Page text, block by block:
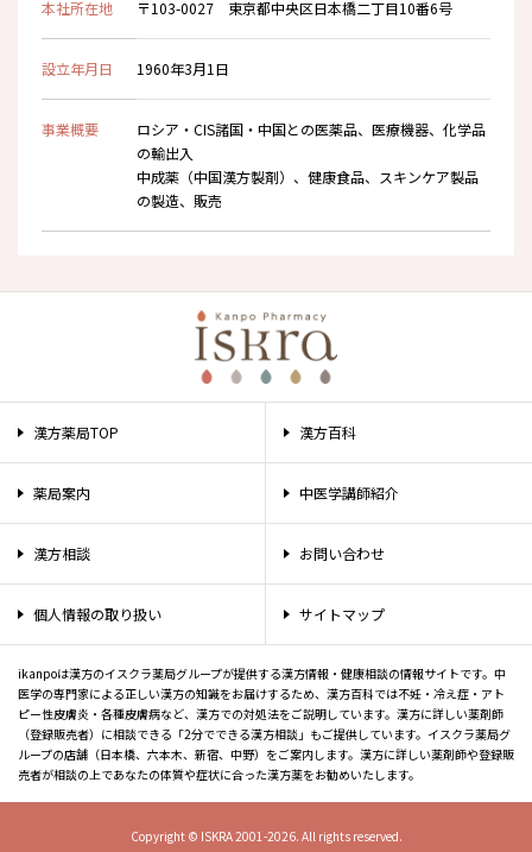
本社所在地 〒103-0027 東京都中央区日本橋二丁目10番6号
設立年月日 1960年3月1日
事業概要
ロシア・CIS諸国・中国との医薬品、医療機器、化学品
の輸出入
中成薬（中国漢方製剤）、健康食品、スキンケア製品
の製造、販売
漢方薬局TOP 漢方百科
薬局案内 中医学講師紹介
漢方相談 お問い合わせ
個人情報の取り扱い サイトマップ
ikanpoは漢方のイスクラ薬局グループが提供する漢方情報・健康相談の情報サイトです。中
医学の専門家による正しい漢方の知識をお届けするため、漢方百科では不妊・冷え症・アト
ピー性皮膚炎・各種皮膚病など、漢方での対処法をご説明しています。漢方に詳しい薬剤師
（登録販売者）に相談できる「2分でできる漢方相談」もご提供しています。イスクラ薬局グ
ループの店舗（日本橋、六本木、新宿、中野）をご案内します。漢方に詳しい薬剤師や登録販
売者が相談の上であなたの体質や症状に合った漢方薬をお勧めいたします。
Copyright © ISKRA 2001-2026. All rights reserved.